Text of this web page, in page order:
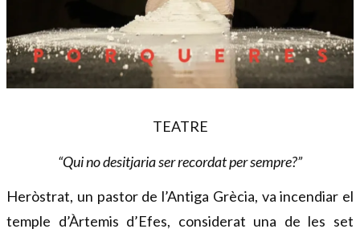
TEATRE
“Qui no desitjaria ser recordat per sempre?”
Heròstrat, un pastor de l’Antiga Grècia, va incendiar el
temple d’Àrtemis d’Efes, considerat una de les set